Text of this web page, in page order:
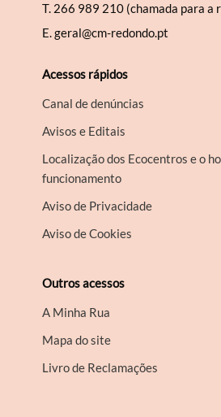
T. 266 989 210 (chamada para a
E.geral@cm-redondo.pt
Acessos rápidos
Canal de denúncias
Avisos e Editais
Localização dos Ecocentros e o
funcionamento
Aviso de Privacidade
Aviso de Cookies
Outros acessos
A Minha Rua
Mapa do site
Livro de Reclamações